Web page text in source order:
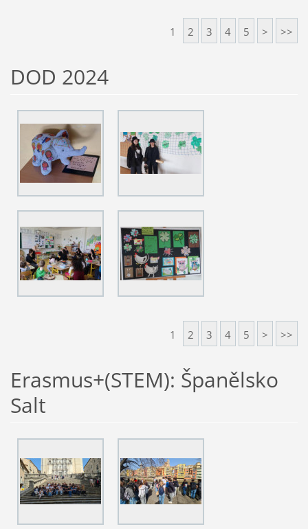
1 2 3 4 5 > >>
DOD 2024
1 2 3 4 5 > >>
Erasmus+(STEM): Španělsko
Salt